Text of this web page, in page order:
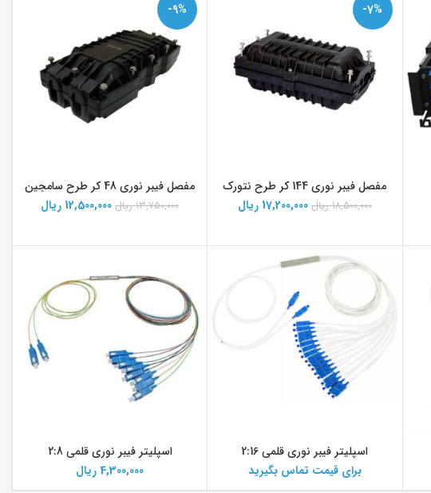
-7%
مفصل فیبر نوری 144 کر طرح نتورک
18,500,000 ریال 17,200,000 ریال
-9%
مفصل فیبر نوری 48 کر طرح سامجین
13,750,000 ریال 12,500,000 ریال
اسپلیتر فیبر نوری قلمی 2:16
برای قیمت تماس بگیرید
اسپلیتر فیبر نوری قلمی 2:8
4,300,000ریال